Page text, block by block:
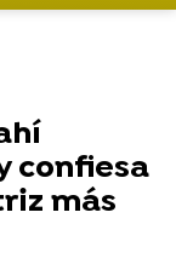
confiesa
más